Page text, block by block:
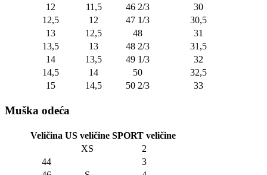
12
11,5 46 2/3
30
12,5
12 47 1/3
30,5
13
12,5 48
31
13,5
13 48 2/3
31,5
14
13,5 49 1/3
32
14,5
14 50
32,5
15
14,5 50 2/3 33
Muška odeća
Veličina US veličine SPORT veličine
XS
2
44
3